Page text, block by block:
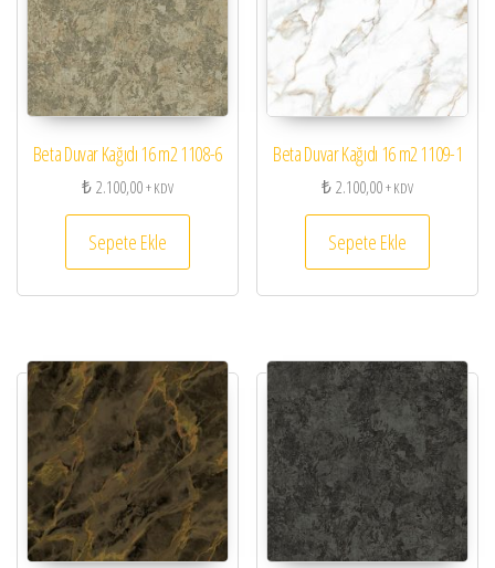
Beta Duvar Kağıdı 16 m2 1108-6
₺2.100,00+ KDV
Sepete Ekle
Beta Duvar Kağıdı 16 m2 1109-1
₺2.100,00+ KDV
Sepete Ekle